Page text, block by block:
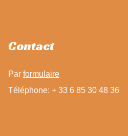
Contact
Par formulaire
Téléphone: + 33 6 85 30 48 36